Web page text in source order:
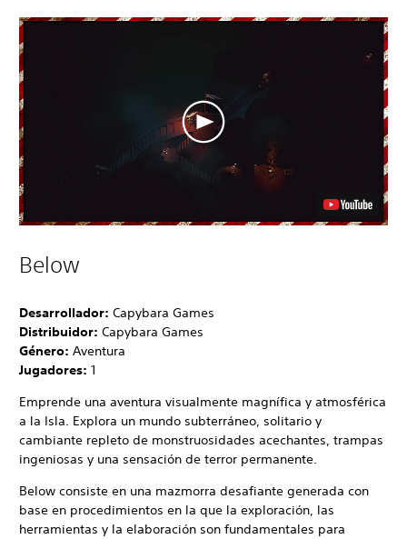
Below
Desarrollador: Capybara Games
Distribuidor: Capybara Games
Género: Aventura
Jugadores: 1
Emprende una aventura visualmente magnífica y atmosférica
a la Isla. Explora un mundo subterráneo, solitario y
cambiante repleto de monstruosidades acechantes, trampas
ingeniosas y una sensación de terror permanente.
Below consiste en una mazmorra desafiante generada con
base en procedimientos en la que la exploración, las
herramientas y la elaboración son fundamentales para